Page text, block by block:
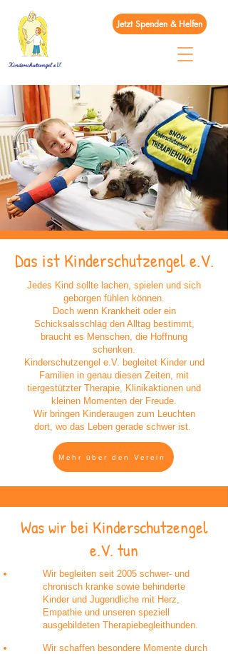
Jetzt Spenden & Helfen
Das ist Kinderschutzengel e.V.
Jedes Kind sollte lachen, spielen und sich
geborgen fühlen können.
Doch wenn Krankheit oder ein
Schicksalsschlag den Alltag bestimmt,
braucht es Menschen, die Hoffnung
schenken.
Kinderschutzengel e.V. begleitet Kinder und
Familien in genau diesen Zeiten, mit
tiergestützter Therapie, Klinikaktionen und
kleinen Momenten der Freude.
Wir bringen Kinderaugen zum Leuchten
dort, wo das Leben gerade schwer ist.
Mehr über den Verein
Was wir bei Kinderschutzengel
e.V. tun
Wir begleiten seit 2005 schwer- und
chronisch kranke sowie behinderte
Kinder und Jugendliche mit Herz,
Empathie und unseren speziell
ausgebildeten Therapiebegleithunden.
Wir schaffen besondere Momente durch